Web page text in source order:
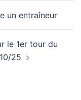
un entraîneur
le 1er tour du
25